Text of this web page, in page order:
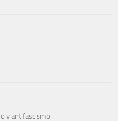
y antifascismo